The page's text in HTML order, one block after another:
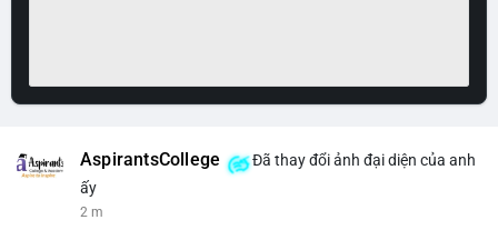
AspirantsCollege
Đã thay đổi ảnh đại diện của anh
ấy
2 m